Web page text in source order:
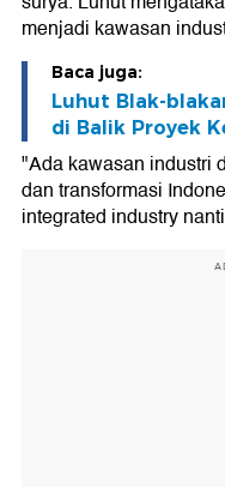
menjadi kawasan
Baca juga:
Luhut Blak-
di Balik Proyek
"Ada kawasan industri
dan transformasi
integrated industry